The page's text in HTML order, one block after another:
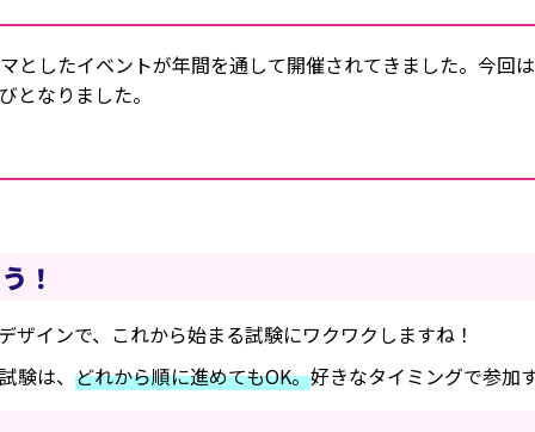
としたイベントが年間を通して開催されてきました。今回
となりました。
！
インで、これから始まる試験にワクワクしますね！
験は、 どれから順に進めてもOK。好きなタイミングで参加